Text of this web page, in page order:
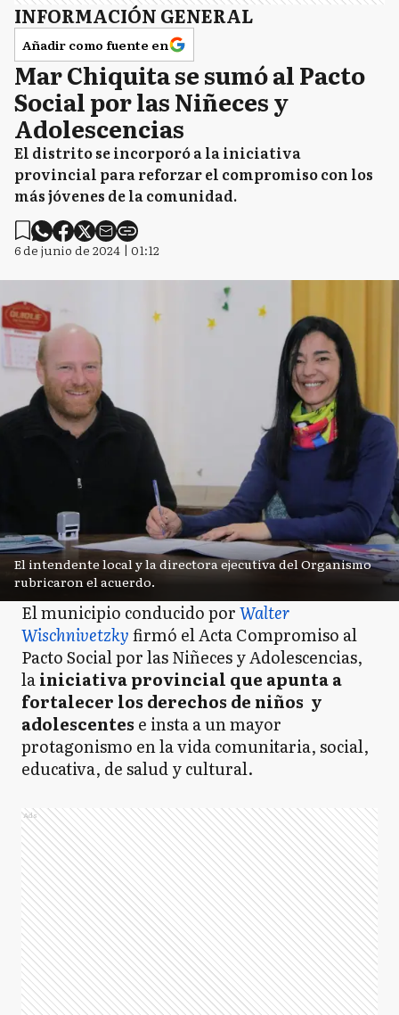
GA General Alvarado
GB General Belgrano
GG General Guido
GL General Lavalle
GM General Madariaga
GP General Paz
General Pueyrredón
LC
LF Las Flores
L Lezama
L Lobería
M Maipú
MC Mar Chiquita
INFORMACIÓN GENERAL
Añadir como fuente en
Mar Chiquita se sumó al Pacto
Social por las Niñeces y
Adolescencias
El distrito se incorporó a la iniciativa
provincial para reforzar el compromiso con los
más jóvenes de la comunidad.
6 de junio de 2024 | 01:12
El intendente local y la directora ejecutiva del Organismo
rubricaron el acuerdo.
El municipio conducido porWalter
Wischnivetzkyfirmó el Acta Compromiso al
Pacto Social por las Niñeces y Adolescencias,
lainiciativa provincial que apunta a
fortalecer los derechos de niños y
adolescentes e insta a un mayor
protagonismo en la vida comunitaria, social,
educativa, de salud y cultural.
Ads